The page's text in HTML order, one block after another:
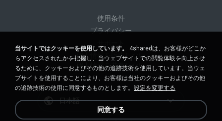
使用条件
プライバシー
個人情報を販売しない
個人情報を共有しない
日本語
当サイトではクッキーを使用しています。
4sharedは、お客様がどこか
らアクセスされたかを把握し、当ウェブサイトでの閲覧体験を向上させ
るために、クッキーおよびその他の追跡技術を使用しています。当ウェ
ブサイトを使用することにより、お客様は当社のクッキーおよびその他
の追跡技術の使用に同意するものとします。 設定を変更する
同意する